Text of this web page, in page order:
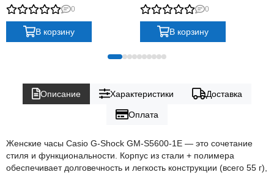
0
В корзину
0
В корзину
Описание Характеристики Доставка
Оплата
Женские часы Casio G-Shock GM-S5600-1E — это сочетание
стиля и функциональности. Корпус из стали + полимера
обеспечивает долговечность и легкость конструкции (всего 55 г),